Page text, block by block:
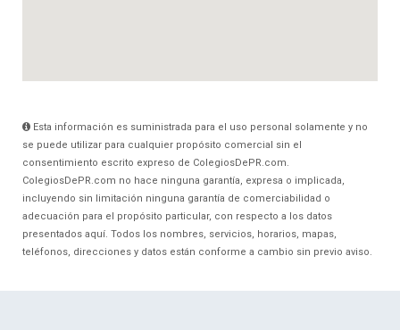
Esta información es suministrada para el uso personal solamente y no
se puede utilizar para cualquier propósito comercial sin el
consentimiento escrito expreso de ColegiosDePR.com.
ColegiosDePR.com no hace ninguna garantía, expresa o implicada,
incluyendo sin limitación ninguna garantía de comerciabilidad o
adecuación para el propósito particular, con respecto a los datos
presentados aquí. Todos los nombres, servicios, horarios, mapas,
teléfonos, direcciones y datos están conforme a cambio sin previo aviso.